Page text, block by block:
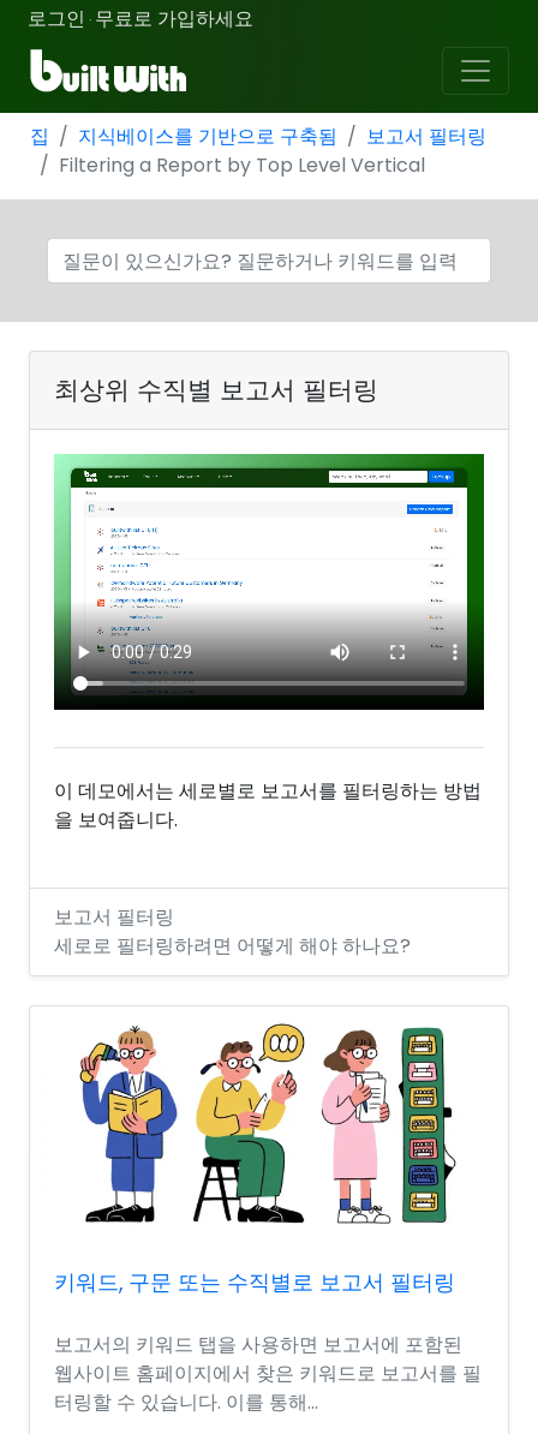
로그인 · 무료로 가입하세요
집 지식베이스를 기반으로 구축됨
보고서 필터링
Filtering a Report by Top Level Vertical
최상위 수직별 보고서 필터링
이 데모에서는 세로별로 보고서를 필터링하는 방법
을 보여줍니다.
보고서 필터링
세로로 필터링하려면 어떻게 해야 하나요?
키워드, 구문 또는 수직별로 보고서 필터링
보고서의 키워드 탭을 사용하면 보고서에 포함된
웹사이트 홈페이지에서 찾은 키워드로 보고서를 필
터링할 수 있습니다. 이를 통해...